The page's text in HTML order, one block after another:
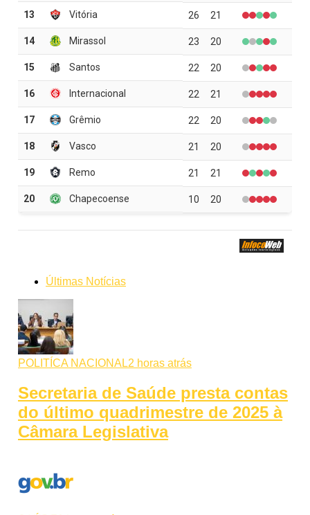
Últimas Notícias
POLITÍCA NACIONAL2 horas atrás
Secretaria de Saúde presta contas
do último quadrimestre de 2025 à
Câmara Legislativa